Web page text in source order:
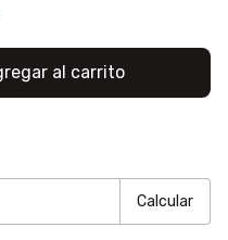
Calcular